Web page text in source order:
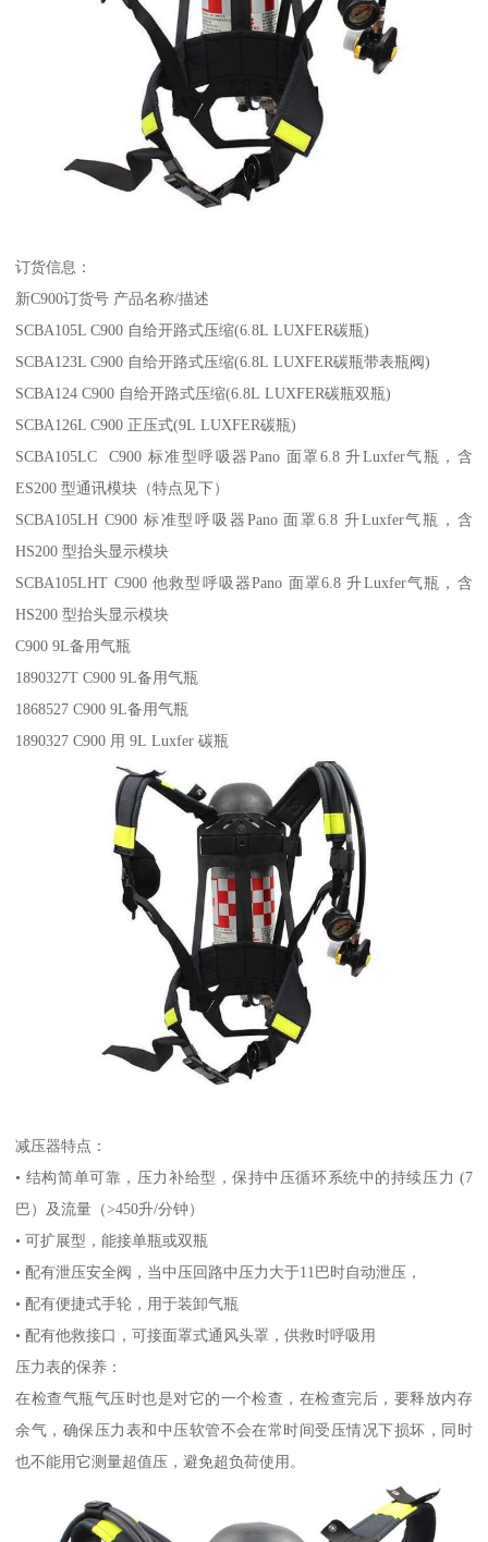
订货信息：
新C900订货号 产品名称/描述
SCBA105L C900 自给开路式压缩(6.8L LUXFER碳瓶)
SCBA123L C900 自给开路式压缩(6.8L LUXFER碳瓶带表瓶阀)
SCBA124 C900 自给开路式压缩(6.8L LUXFER碳瓶双瓶)
SCBA126L C900 正压式(9L LUXFER碳瓶)
SCBA105LC C900 标准型呼吸器Pano 面罩6.8 升Luxfer气瓶，含
ES200 型通讯模块（特点见下）
SCBA105LH C900 标准型呼吸器Pano 面罩6.8 升Luxfer气瓶，含
HS200 型抬头显示模块
SCBA105LHT C900 他救型呼吸器Pano 面罩6.8 升Luxfer气瓶，含
HS200 型抬头显示模块
C900 9L备用气瓶
1890327T C900 9L备用气瓶
1868527 C900 9L备用气瓶
1890327 C900 用 9L Luxfer 碳瓶
减压器特点：
• 结构简单可靠，压力补给型，保持中压循环系统中的持续压力 (7
巴）及流量（>450升/分钟）
• 可扩展型，能接单瓶或双瓶
• 配有泄压安全阀，当中压回路中压力大于11巴时自动泄压，
• 配有便捷式手轮，用于装卸气瓶
• 配有他救接口，可接面罩式通风头罩，供救时呼吸用
压力表的保养：
在检查气瓶气压时也是对它的一个检查，在检查完后，要释放内存
余气，确保压力表和中压软管不会在常时间受压情况下损坏，同时
也不能用它测量超值压，避免超负荷使用。